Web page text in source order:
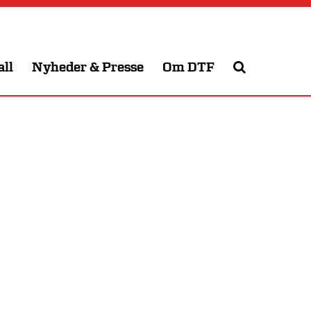
Nyheder & Presse Om DTF